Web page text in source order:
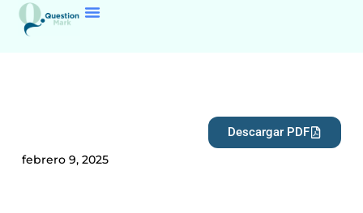
Descargar PDF
febrero 9, 2025